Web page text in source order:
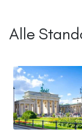
Alle